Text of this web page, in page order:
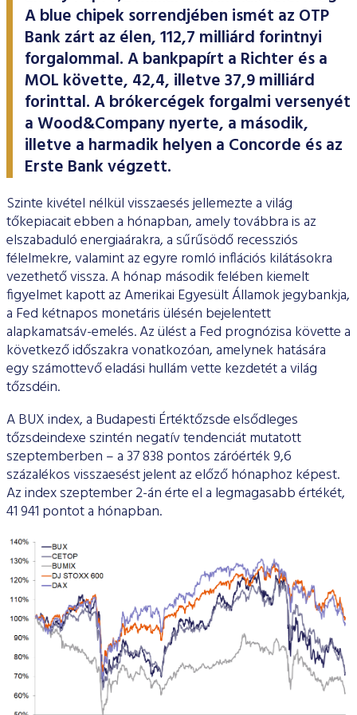
ESG Útmutató
A blue chipek sorrendjében ismét az OTP
Bank zárt az élen, 112,7 milliárd forintnyi
forgalommal. A bankpapírt a Richter és a
MOL követte, 42,4, illetve 37,9 milliárd
forinttal. A brókercégek forgalmi versenyét
a Wood&Company nyerte, a második,
illetve a harmadik helyen a Concorde és az
Erste Bank végzett.
Szinte kivétel nélkül visszaesés jellemezte a világ
tőkepiacait ebben a hónapban, amely továbbra is az
elszabaduló energiaárakra, a sűrűsödő recessziós
félelmekre, valamint az egyre romló inflációs kilátásokra
vezethető vissza. A hónap második felében kiemelt
figyelmet kapott az Amerikai Egyesült Államok jegybankja,
a Fed kétnapos monetáris ülésén bejelentett
alapkamatsáv-emelés. Az ülést a Fed prognózisa követte a
következő időszakra vonatkozóan, amelynek hatására
egy számottevő eladási hullám vette kezdetét a világ
tőzsdéin.
A BUX index, a Budapesti Értéktőzsde elsődleges
tőzsdeindexe szintén negatív tendenciát mutatott
szeptemberben – a 37 838 pontos záróérték 9,6
százalékos visszaesést jelent az előző hónaphoz képest.
Az index szeptember 2-án érte el a legmagasabb értékét,
41 941 pontot a hónapban.